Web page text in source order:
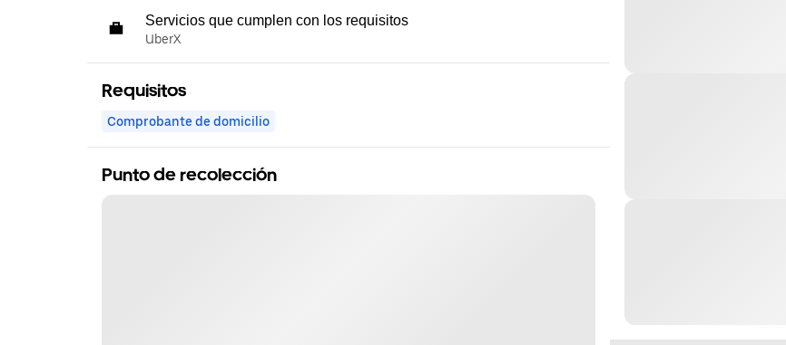
Servicios que cumplen con los requisitos
UberX
Requisitos
Comprobante de domicilio
Punto de recolección